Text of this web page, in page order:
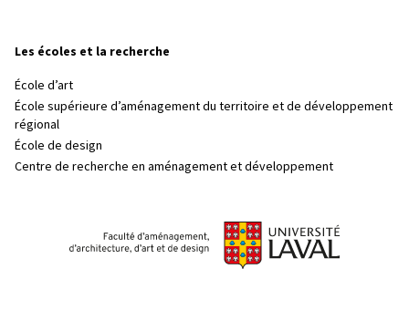
Les écoles et la recherche
École d’art
École supérieure d’aménagement du territoire et de développement
régional
École de design
Centre de recherche en aménagement et développement